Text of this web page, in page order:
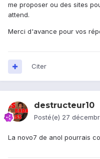
me proposer ou des sites
attend.
Merci d'avance pour vos
Citer
destructeur10
Posté(e) 27
La novo7 de anol pourrais